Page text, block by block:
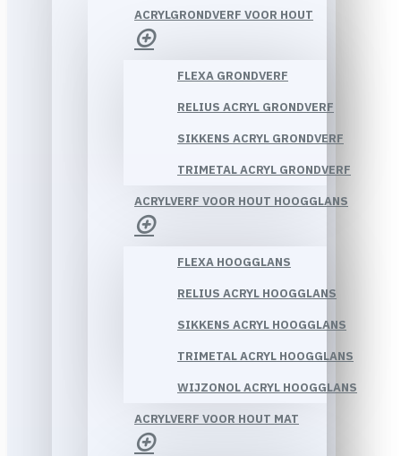
ACRYLGRONDVERF VOOR HOUT
FLEXA GRONDVERF
RELIUS ACRYL GRONDVERF
SIKKENS ACRYL GRONDVERF
TRIMETAL ACRYL GRONDVERF
ACRYLVERF VOOR HOUT HOOGGLANS
FLEXA HOOGGLANS
RELIUS ACRYL HOOGGLANS
SIKKENS ACRYL HOOGGLANS
TRIMETAL ACRYL HOOGGLANS
WIJZONOL ACRYL HOOGGLANS
ACRYLVERF VOOR HOUT MAT